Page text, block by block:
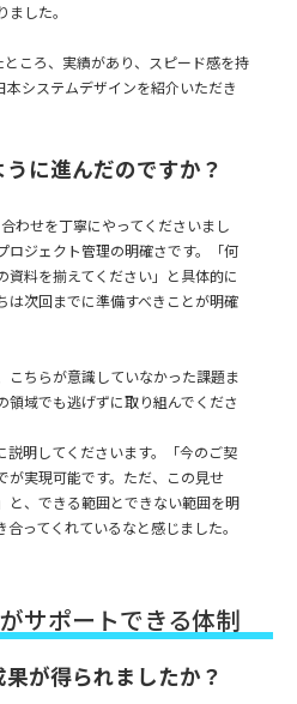
した。
ころ、実績があり、スピード感を持
本システムデザインを紹介いただき
うに進んだのですか？
わせを丁寧にやってくださいまし
ロジェクト管理の明確さです。「何
資料を揃えてください」と具体的に
は次回までに準備すべきことが明確
こちらが意識していなかった課題ま
領域でも逃げずに取り組んでくださ
説明してくださいます。「今のご契
が実現可能です。ただ、この見せ
と、できる範囲とできない範囲を明
ってくれているなと感じました。
サポートできる体制
果が得られましたか？